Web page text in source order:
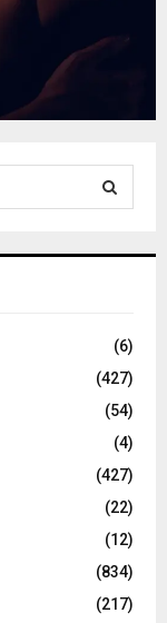
C
(6)
(427)
(54)
(4)
(427)
(22)
(12)
(834)
(217)